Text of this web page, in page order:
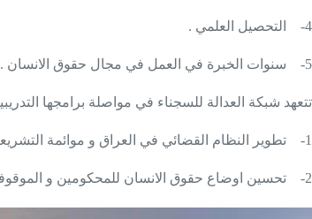
4- التحصيل العلمي .
5- سنوات الخبرة في العمل في مجال حقوق الانسان .
تتعهد شبكة العدالة للسجناء في مواصلة برامجها
1- تطوير النظام القضائي في العراق و موائمة
2- تحسين اوضاع حقوق الانسان للمحكومين و